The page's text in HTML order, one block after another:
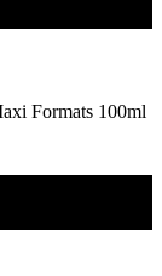
ÉCONOMIQUES
Boxs
Formats 100ml